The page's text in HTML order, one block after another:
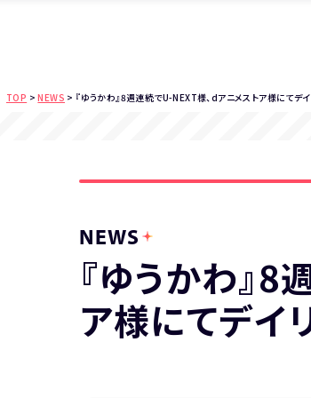
TOP >NEWS > 『ゆうかわ』8週連続でU-NEXT様、dアニメストア様にてデ
NEWS
『ゆうかわ』
ア様にてデイ